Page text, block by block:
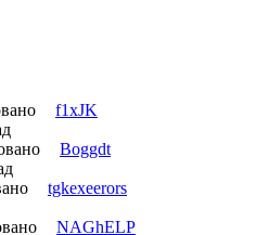
f1xJK
Boggdt
tgkexeerors
NAGhELP